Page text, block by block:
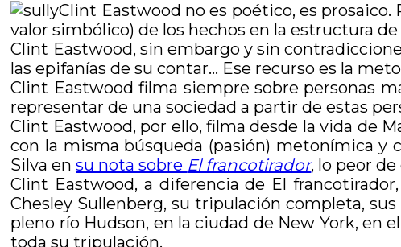
Clint Eastwood no es poético, es
valor simbólico) de los hechos en la estructura
Clint Eastwood, sin embargo y sin
las epifanías de su contar… Ese recurso es la
Clint Eastwood filma siempre sobre personas
representar de una sociedad a partir de estas
Clint Eastwood, por ello, filma desde la vida de
con la misma búsqueda (pasión) metonímica y
Silva ensu nota sobre El francotirador, lo peor
Clint Eastwood, a diferencia de El
Chesley Sullenberg, su tripulación completa,
pleno río Hudson, en la ciudad de New York, en
toda su tripulación.